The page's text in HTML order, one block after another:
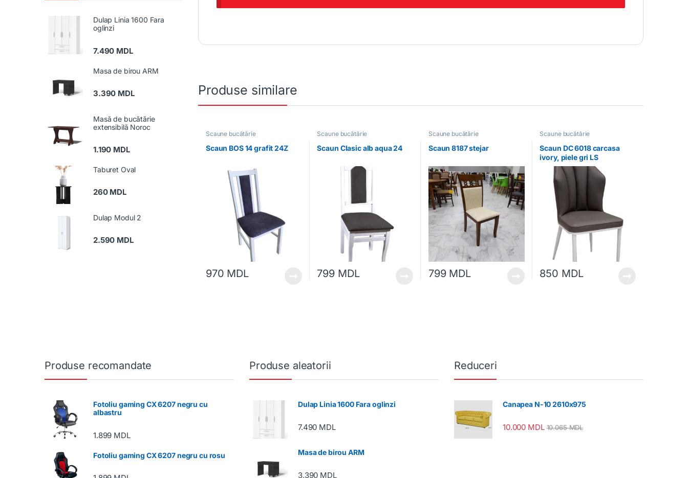
Produse similare
Scaune bucătărie
Scaun BOS 14 grafit 24Z
970 MDL
Scaune bucătărie
Scaun Clasic alb aqua 24
799 MDL
Scaune bucătărie
Scaun 8187 stejar
799 MDL
Scaune bucătărie
Scaun DC 6018 carcasa
ivory, piele gri LS
850 MDL
Dulap Linia 1600 Fara
oglinzi
7.490 MDL
Masa de birou ARM
3.390 MDL
Masă de bucătărie
extensibilă Noroc
1.190 MDL
Taburet Oval
260 MDL
Dulap Modul 2
2.590 MDL
Produse recomandate
Fotoliu gaming CX 6207 negru cu
albastru
1.899 MDL
Fotoliu gaming CX 6207 negru cu rosu
Produse aleatorii
Dulap Linia 1600 Fara oglinzi
7.490 MDL
Masa de birou ARM
3.390 MDL
Reduceri
Canapea N-10 2610x975
10.000 MDL 10.065MDL